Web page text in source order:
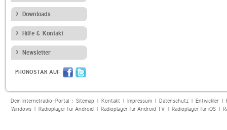
Downloads
Hilfe & Kontakt
Newsletter
PHONOSTAR AUF
Dein Internetradio-Portal : Sitemap| Kontakt| Impressum| Datenschutz| Entwickler|
Windows| Radioplayer für Android| Radioplayer für Android TV| Radioplayer für iOS|